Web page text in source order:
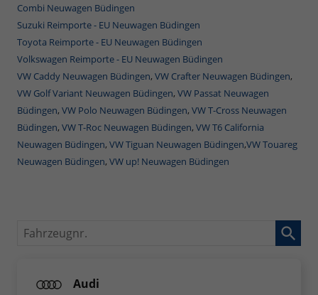
Combi Neuwagen Büdingen
Suzuki Reimporte - EU Neuwagen Büdingen
Toyota Reimporte - EU Neuwagen Büdingen
Volkswagen Reimporte - EU Neuwagen Büdingen
VW Caddy Neuwagen Büdingen, VW Crafter Neuwagen Büdingen,
VW Golf Variant Neuwagen Büdingen, VW Passat Neuwagen
Büdingen, VW Polo Neuwagen Büdingen, VW T-Cross Neuwagen
Büdingen, VW T-Roc Neuwagen Büdingen, VW T6 California
Neuwagen Büdingen, VW Tiguan Neuwagen Büdingen,VW Touareg
Neuwagen Büdingen, VW up! Neuwagen Büdingen
Fahrzeugnr.
Audi